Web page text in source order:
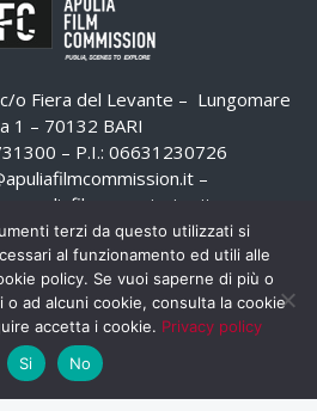
o Fiera del Levante – Lungomare
1 – 70132 BARI
– P.I.: 06631230726
–
terzi da questo utilizzati si
al funzionamento ed utili alle
policy. Se vuoi saperne di più o
ad alcuni cookie, consulta la cookie
accetta i cookie. Privacy policy
Si
No